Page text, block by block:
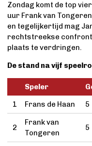
Zondag komt de top
uur Frank van
en tegelijkertijd mag
rechtstreekse
plaats te verdringen.
De stand na vijf
Speler
1
Frans de Haan 5
2
Frank van
Tongeren
5